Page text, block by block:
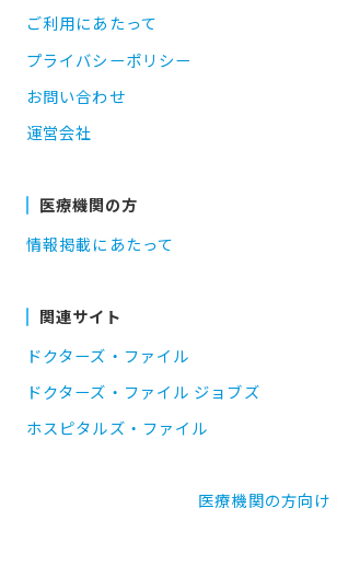
ご利用にあたって
プライバシーポリシー
お問い合わせ
運営会社
医療機関の方
情報掲載にあたって
関連サイト
ドクターズ・ファイル
ドクターズ・ファイル ジョブズ
ホスピタルズ・ファイル
医療機関の方向け